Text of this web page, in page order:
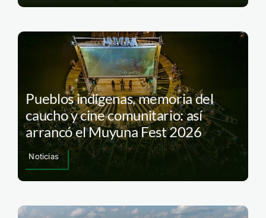
Pueblos indígenas, memoria del
caucho y cine comunitario: así
arrancó el Muyuna Fest 2026
Noticias